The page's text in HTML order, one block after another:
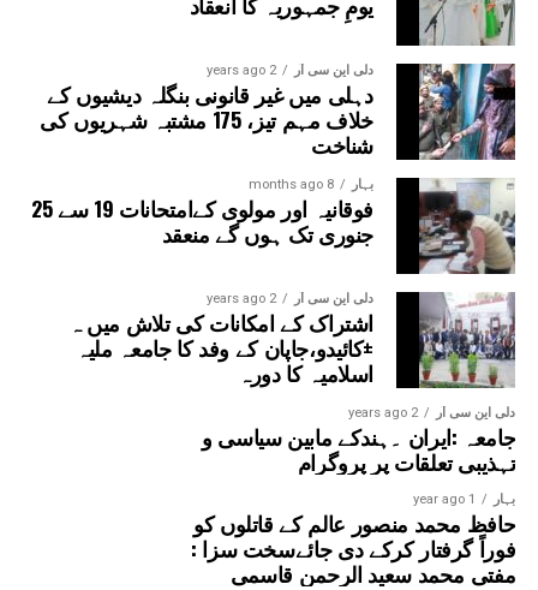
دلی این سی آر 2 years ago
دہلی میں غیر قانونی بنگلہ دیشیوں کے
خلاف مہم تیز، 175 مشتبہ شہریوں کی
شناخت
بہار 8 months ago
فوقانیہ اور مولوی کےامتحانات 19 سے 25
جنوری تک ہوں گے منعقد
دلی این سی آر 2 years ago
اشتراک کے امکانات کی تلاش میں ہ
±کائیدو،جاپان کے وفد کا جامعہ ملیہ
اسلامیہ کا دورہ
دلی این سی آر 2 years ago
جامعہ :ایران ۔ہندکے مابین سیاسی و
تہذیبی تعلقات پر پروگرام
بہار 1 year ago
حافظ محمد منصور عالم کے قاتلوں کو
فوراً گرفتار کرکے دی جائےسخت سزا :
مفتی محمد سعید الرحمن قاسمی